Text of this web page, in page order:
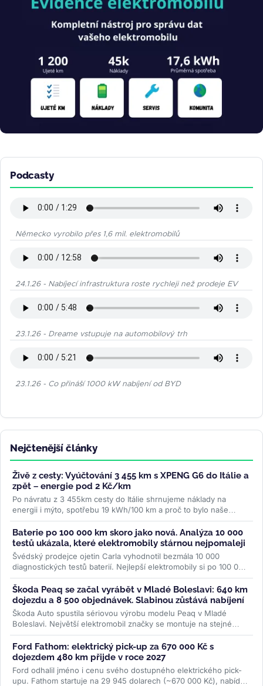
Podcasty
Německo vyrobilo přes 1,6 mil. elektromobilů
24.1.26 - Nabíjecí infrastruktura roste rychleji než prodeje EV
23.1.26 - Dreame vstupuje na automobilový trh
23.1.26 - Co přináší 1000 kW nabíjení od BYD
Nejčtenější články
Živě z cesty: Vyúčtování 3 455 km s XPENG G6 do Itálie a
zpět – energie pod 2 Kč/km
Po návratu z 3 455km cesty do Itálie shrnujeme náklady na
energii i mýto, spotřebu 19 kWh/100 km a proč to bylo naše
nejpohodlnější auto na...>>
Baterie po 100 000 km skoro jako nová. Analýza 10 000
testů ukázala, které elektromobily stárnou nejpomaleji
Švédský prodejce ojetin Carla vyhodnotil bezmála 10 000
diagnostických testů baterií. Nejlepší elektromobily si po 100 000
km drží přes...>>
Škoda Peaq se začal vyrábět v Mladé Boleslavi: 640 km
dojezdu a 8 500 objednávek. Slabinou zůstává nabíjení
Škoda Auto spustila sériovou výrobu modelu Peaq v Mladé
Boleslavi. Největší elektromobil značky se montuje na stejné
lince jako Enyaq a...>>
Ford Fathom: elektrický pick-up za 670 000 Kč s
dojezdem 480 km přijde v roce 2027
Ford odhalil jméno i cenu svého dostupného elektrického pick-
upu. Fathom startuje na 29 945 dolarech (~670 000 Kč), nabídne